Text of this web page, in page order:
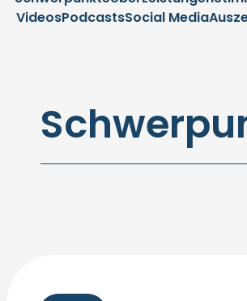
VideosPodcastsSocial Media